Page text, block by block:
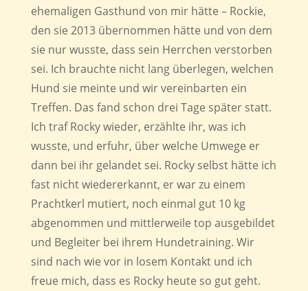
ehemaligen Gasthund von mir hätte – Rockie,
den sie 2013 übernommen hätte und von dem
sie nur wusste, dass sein Herrchen verstorben
sei. Ich brauchte nicht lang überlegen, welchen
Hund sie meinte und wir vereinbarten ein
Treffen. Das fand schon drei Tage später statt.
Ich traf Rocky wieder, erzählte ihr, was ich
wusste, und erfuhr, über welche Umwege er
dann bei ihr gelandet sei. Rocky selbst hätte ich
fast nicht wiedererkannt, er war zu einem
Prachtkerl mutiert, noch einmal gut 10 kg
abgenommen und mittlerweile top ausgebildet
und Begleiter bei ihrem Hundetraining. Wir
sind nach wie vor in losem Kontakt und ich
freue mich, dass es Rocky heute so gut geht.